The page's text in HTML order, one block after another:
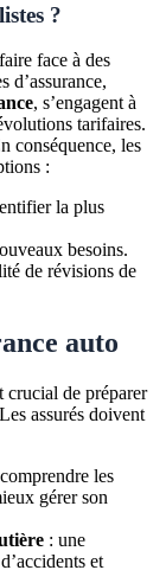
?
face à des
d’assurance,
, s’engagent à
tarifaires.
conséquence, les
:
la plus
besoins.
de révisions de
auto
crucial de préparer
assurés doivent
les
gérer son
: une
et